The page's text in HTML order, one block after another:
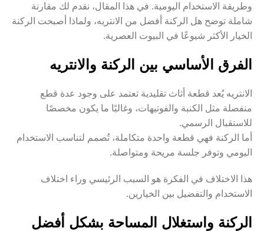
وطريقة الاستخدام اليومية. في هذا المقال، نقدم لك مقارنة
شاملة توضح هل الركنة أفضل من الانتريه، ولماذا أصبحت الركنة
الخيار الأكثر شيوعًا في البيوت العصرية.
الفرق الأساسي بين الركنة والانتريه
الانتريه يُعد قطعة أثاث تقليدية تعتمد على وجود عدة قطع
منفصلة مثل الكنبة والفوتيهات، وغالبًا ما يكون مخصصًا
للاستقبال الرسمي.
أما الركنة فهي قطعة واحدة متكاملة، تُصمم لتناسب الاستخدام
اليومي وتوفر جلسة مريحة ومتواصلة.
هذا الاختلاف في الفكرة هو السبب الرئيسي وراء اختلاف
الاستخدام والتفضيل بين الخيارين.
الركنة واستغلال المساحة بشكل أفضل